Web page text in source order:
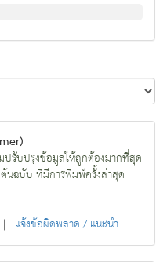
ปรับปรุงข้อมูลให้ถูกต้องมากที่สุด
นฉบับ ที่มีการพิมพ์ครั้งล่าสุด
| แจ้งข้อผิดพลาด / แนะนำ